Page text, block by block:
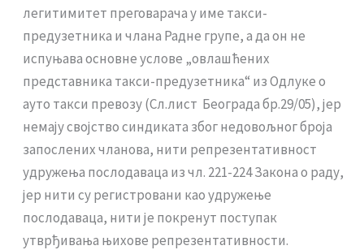
легитимитет преговарача у име такси-
предузетника и члана Радне групе, а да он не
испуњава основне услове „овлашћених
представника такси-предузетника“ из Одлуке о
ауто такси превозу (Сл.лист Београда бр.29/05), јер
немају својство синдиката због недовољног броја
запослених чланова, нити репрезентативност
удружења послодаваца из чл. 221-224 Закона о раду,
јер нити су регистровани као удружење
послодаваца, нити је покренут поступак
утврђивања њихове репрезентативности.